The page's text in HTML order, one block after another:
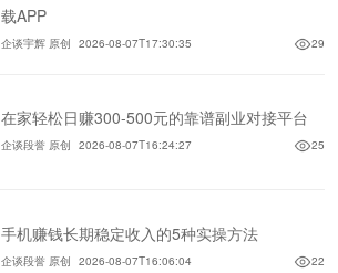
载APP
企谈宇辉 原创 2026-08-07T17:30:35 29
在家轻松日赚300-500元的靠谱副业对接平台
企谈段誉 原创 2026-08-07T16:24:27 25
手机赚钱长期稳定收入的5种实操方法
企谈段誉 原创 2026-08-07T16:06:04 22